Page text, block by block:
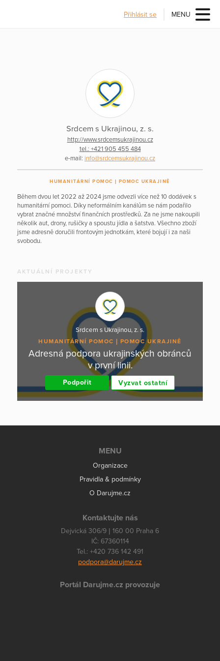
Přihlásit se MENU
Srdcem s Ukrajinou, z. s.
http://www.srdcemsukrajinou.cz
tel.: +421 905 455 484
e-mail: info@srdcemsukrajinou.cz
HUMANITÁRNÍ POMOC POMOC UKRAJINĚ
Během dvou let 2022 až 2024 jsme odvezli více než 10 dodávek s
humanitární pomoci. Díky neformálním kanálům se nám podařilo
vybrat značné množství finančních prostředků. Za ne jsme nakoupili
několik aut, drony, rušičky a spoustu jídla a šatstva. Všechno zboží
jsme adresně doručili frontovým jednotkám, které bojují i za naši
svobodu.
AKTUÁLNÍ PROJEKTY
Srdcem s Ukrajinou, z. s.
HUMANITÁRNÍ POMOC POMOC UKRAJINĚ
Adresná podpora ukrajinských obránců
v první linii.
Podpořit Vyzvat ostatní
MENU
Organizace
Pravidla & podmínky
O Darujme.cz
Kontaktujte nás
Dejvická 306/9 | 160 00 Praha 6
IČ: 67360114
Tel.: +420 736 142 491
podpora@darujme.cz
Portál Darujme.cz provozuje